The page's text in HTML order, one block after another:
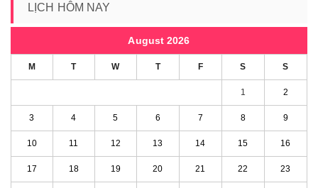
LỊCH HÔM NAY
August 2026
M T W T F S S
1 2
3 4 5 6 7 8 9
10 11 12 13 14 15 16
17 18 19 20 21 22 23